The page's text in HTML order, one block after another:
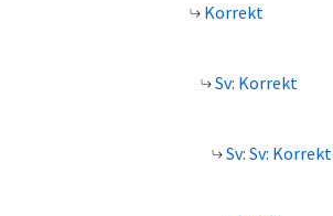
Korrekt
Sv: Korrekt
Sv: Sv: Korrekt